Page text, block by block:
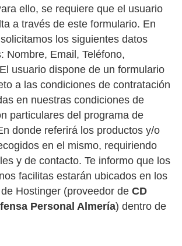
ello, se requiere que el usuario
a través de este formulario. En
los siguientes datos
Nombre, Email, Teléfono,
usuario dispone de un formulario
a las condiciones de contratación
en nuestras condiciones de
particulares del programa de
donde referirá los productos y/o
en el mismo, requiriendo
y de contacto. Te informo que los
facilitas estarán ubicados en los
Hostinger (proveedor de CD
Personal Almería) dentro de